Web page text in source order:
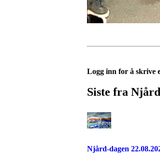
Logg inn for å skrive
Siste fra Njård
Njård-dagen